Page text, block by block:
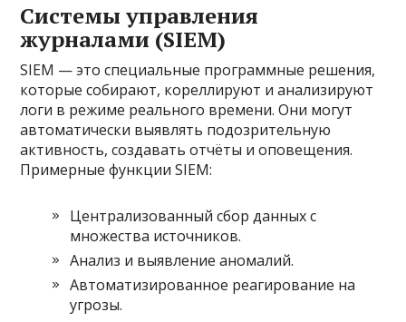
Системы управления
журналами (SIEM)
SIEM — это специальные программные решения,
которые собирают, кореллируют и анализируют
логи в режиме реального времени. Они могут
автоматически выявлять подозрительную
активность, создавать отчёты и оповещения.
Примерные функции SIEM:
Централизованный сбор данных с
множества источников.
Анализ и выявление аномалий.
Автоматизированное реагирование на
угрозы.